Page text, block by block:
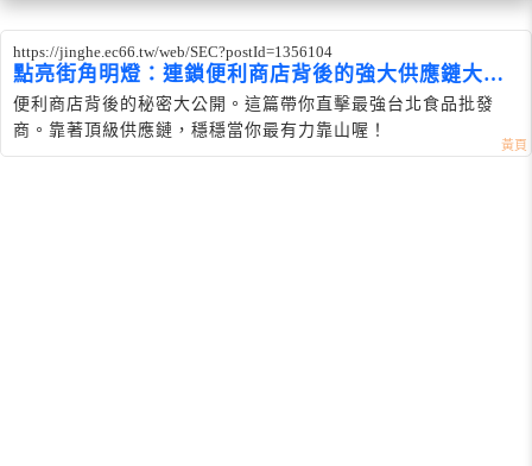
https://jinghe.ec66.tw/web/SEC?postId=1356104
點亮街角明燈：連鎖便利商店背後的強大供應鏈大公
開
便利商店背後的秘密大公開。這篇帶你直擊最強台北食品批發
商。靠著頂級供應鏈，穩穩當你最有力靠山喔！